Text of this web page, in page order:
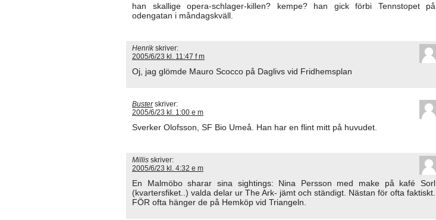
han skallige opera-schlager-killen? kempe? han gick förbi Tennstopet på
odengatan i måndagskväll.
Henrik skriver:
2005/6/23 kl. 11:47 f m
Oj, jag glömde Mauro Scocco på Daglivs vid Fridhemsplan
Buster skriver:
2005/6/23 kl. 1:00 e m
Sverker Olofsson, SF Bio Umeå. Han har en flint mitt på huvudet.
Millis skriver:
2005/6/23 kl. 4:32 e m
En Malmöbo sharar sina sightings: Nina Persson med make på kafé Sorl
(kvartersfiket..) valda delar ur The Ark- jämt och ständigt. Nästan för ofta faktiskt.
FÖR ofta hänger de på Hemköp vid Triangeln.